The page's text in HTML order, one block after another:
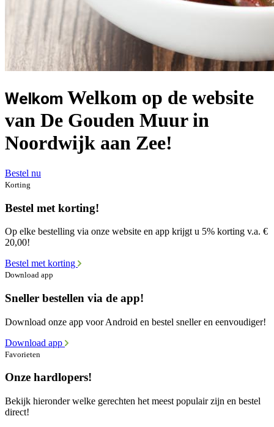
Welkom Welkom op de website
van De Gouden Muur in
Noordwijk aan Zee!
Bestel nu
Korting
Bestel met korting!
Op elke bestelling via onze website en app krijgt u 5% korting v.a. €
20,00!
Bestel met korting
Download app
Sneller bestellen via de app!
Download onze app voor Android en bestel sneller en eenvoudiger!
Download app
Favorieten
Onze hardlopers!
Bekijk hieronder welke gerechten het meest populair zijn en bestel
direct!